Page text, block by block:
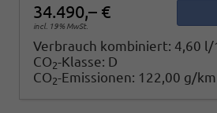
34.490,– €
incl. 19% MwSt.
Verbrauch kombiniert: 4,60 l/
CO2-Klasse: D
CO2-Emissionen: 122,00 g/km